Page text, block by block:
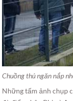
Chuồng thú ngăn nắp
Những tấm ảnh chụp